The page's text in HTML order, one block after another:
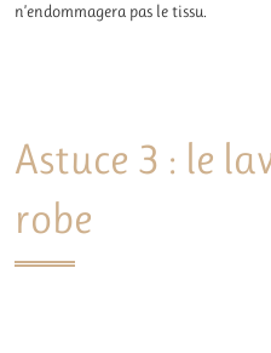
n’endommagera pas le tissu.
Astuce 3 : le
robe